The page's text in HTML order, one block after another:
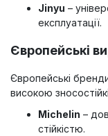
Jinyu –
експлуатації.
Європейські
Європейські
високою
Michelin –
стійкістю.